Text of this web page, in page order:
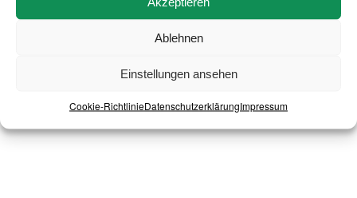
Ablehnen
Einstellungen ansehen
Cookie-RichtlinieDatenschutzerklärungImpressum